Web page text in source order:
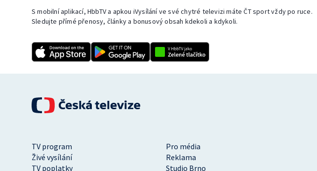
S mobilní aplikací, HbbTV a apkou iVysílání ve své chytré televizi máte ČT sport vždy po ruce.
Sledujte přímé přenosy, články a bonusový obsah kdekoli a kdykoli.
TV program
Pro média
Živé vysílání
Reklama
TV poplatky
Studio Brno